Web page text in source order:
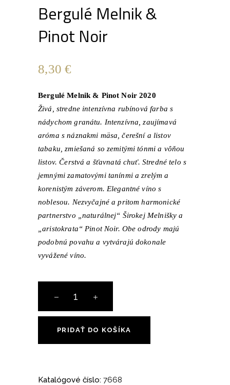
Bergulé Melnik &
Pinot Noir
8,30€
Bergulé Melnik & Pinot Noir 2020
Živá, stredne intenzívna rubínová farba s
nádychom granátu. Intenzívna, zaujímavá
aróma s náznakmi mäsa, čerešní a listov
tabaku, zmiešaná so zemitými tónmi a vôňou
listov. Čerstvá a šťavnatá chuť. Stredné telo s
jemnými zamatovými tanínmi a zrelým a
korenistým záverom. Elegantné víno s
noblesou. Nezvyčajné a pritom harmonické
partnerstvo „naturálnej“ Širokej Melnišky a
„aristokrata“ Pinot Noir. Obe odrody majú
podobnú povahu a vytvárajú dokonale
vyvážené víno.
Bergulé
Melnik
PRIDAŤ DO KOŠÍKA
Katalógové číslo: 7668